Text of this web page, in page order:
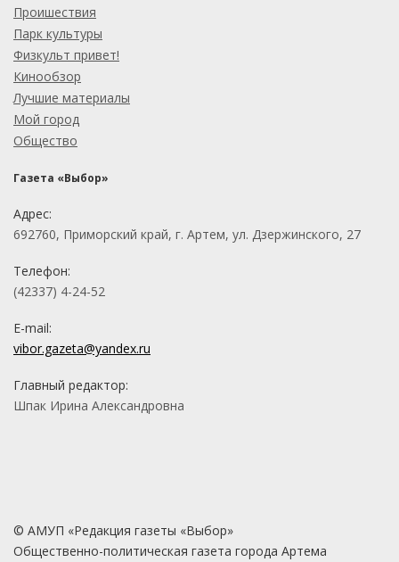
Проишествия
Парк культуры
Физкульт привет!
Кинообзор
Лучшие материалы
Мой город
Общество
Газета «Выбор»
Адрес:
692760, Приморский край, г. Артем, ул. Дзержинского, 27
Телефон:
(42337) 4-24-52
E-mail:
vibor.gazeta@yandex.ru
Главный редактор:
Шпак Ирина Александровна
© АМУП «Редакция газеты «Выбор»
Общественно-политическая газета города Артема